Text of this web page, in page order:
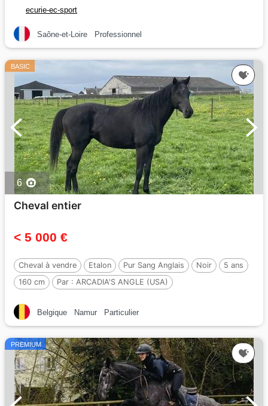
ecurie-ec-sport
Saône-et-Loire Professionnel
BASIC
6
Cheval entier
< 5 000 €
Cheval à vendre Etalon Pur Sang Anglais Noir
5 ans
160 cm
Par : ARCADIA'S ANGLE (USA)
Belgique Namur Particulier
PREMIUM